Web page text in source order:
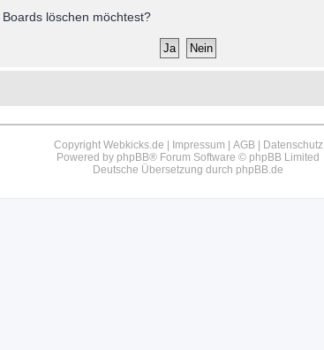
löschen möchtest?
Copyright Webkicks.de | Impressum AGB|
Datenschutz
Powered by phpBB® Forum Software © phpBB Limited
Deutsche Übersetzung durch phpBB.de